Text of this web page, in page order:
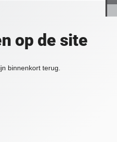
op de site
binnenkort terug.